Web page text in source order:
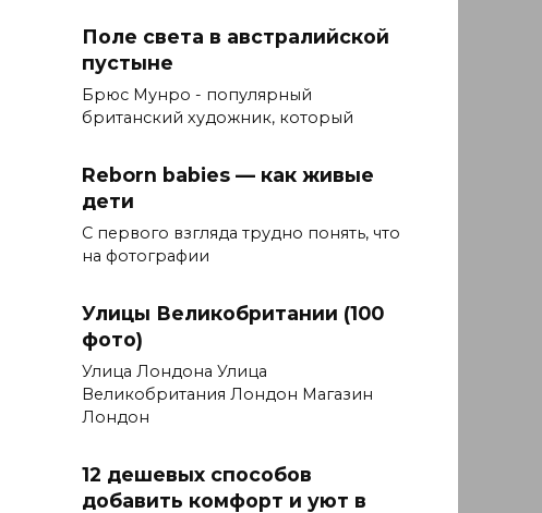
Поле света в австралийской
пустыне
Брюс Мунро - популярный
британский художник, который
Reborn babies — как живые
дети
С первого взгляда трудно понять, что
на фотографии
Улицы Великобритании (100
фото)
Улица Лондона Улица
Великобритания Лондон Магазин
Лондон
12 дешевых способов
добавить комфорт и уют в